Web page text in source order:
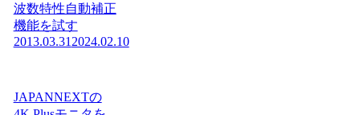
波数特性自動補正
機能を試す
2013.03.31 2024.02.10
JAPANNEXTの